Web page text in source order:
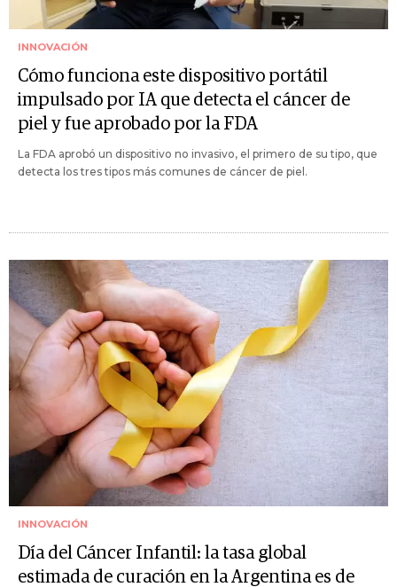
INNOVACIÓN
Cómo funciona este dispositivo portátil
impulsado por IA que detecta el cáncer de
piel y fue aprobado por la FDA
La FDA aprobó un dispositivo no invasivo, el primero de su tipo, que
detecta los tres tipos más comunes de cáncer de piel.
INNOVACIÓN
Día del Cáncer Infantil: la tasa global
estimada de curación en la Argentina es de